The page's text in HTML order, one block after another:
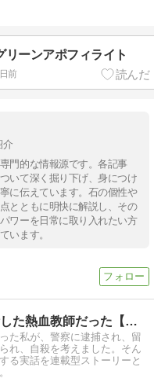
リーンアポフィライト
前
介
門的な情報源です。各記事
いて深く掘り下げ、身につけ
に伝えています。石の個性や
とともに明快に解説し、その
ワーを日常に取り入れたい方
います。
☆絶望の淵から復活した熱血教師だった【はるのり】のブログ☆
た私が、警察に逮捕され、留
れ、自殺を考えました。そん
る実話を連載型ストーリーと